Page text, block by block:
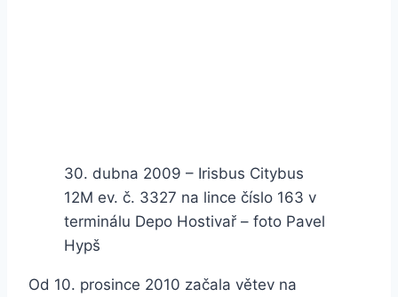
30. dubna 2009 – Irisbus Citybus
12M ev. č. 3327 na lince číslo 163 v
terminálu Depo Hostivař – foto Pavel
Hypš
Od 10. prosince 2010 začala větev na